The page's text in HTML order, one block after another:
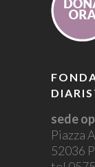
sede
Piazza
52036